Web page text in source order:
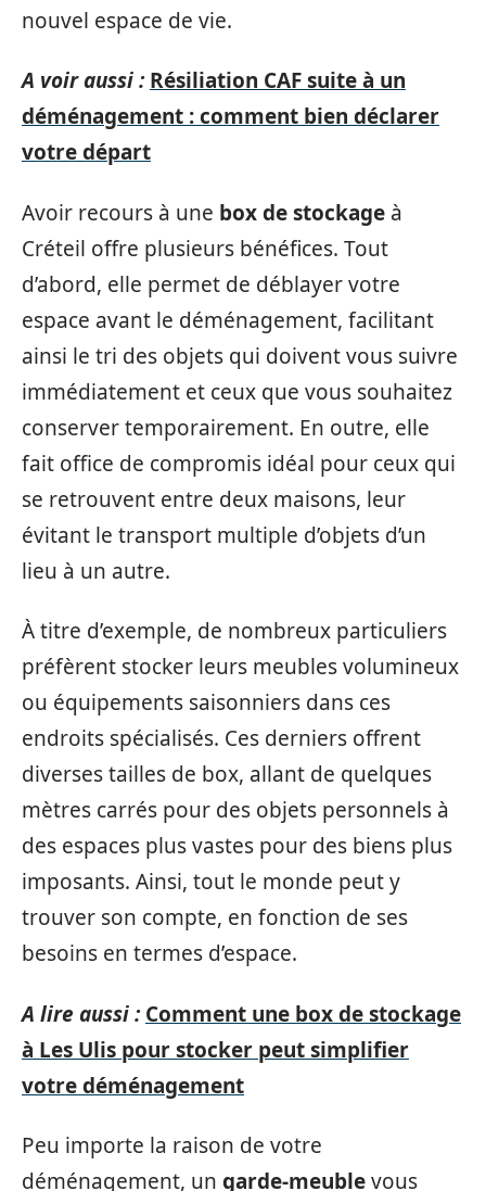
nouvel espace de vie.
A voir aussi : Résiliation CAF suite à un
déménagement : comment bien déclarer
votre départ
Avoir recours à une box de stockage à
Créteil offre plusieurs bénéfices. Tout
d’abord, elle permet de déblayer votre
espace avant le déménagement, facilitant
ainsi le tri des objets qui doivent vous suivre
immédiatement et ceux que vous souhaitez
conserver temporairement. En outre, elle
fait office de compromis idéal pour ceux qui
se retrouvent entre deux maisons, leur
évitant le transport multiple d’objets d’un
lieu à un autre.
À titre d’exemple, de nombreux particuliers
préfèrent stocker leurs meubles volumineux
ou équipements saisonniers dans ces
endroits spécialisés. Ces derniers offrent
diverses tailles de box, allant de quelques
mètres carrés pour des objets personnels à
des espaces plus vastes pour des biens plus
imposants. Ainsi, tout le monde peut y
trouver son compte, en fonction de ses
besoins en termes d’espace.
A lire aussi : Comment une box de stockage
à Les Ulis pour stocker peut simplifier
votre déménagement
Peu importe la raison de votre
déménagement, un garde-meublevous